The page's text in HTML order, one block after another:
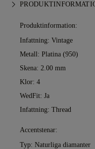
Produktinformation:
Infattning: Vintage
Metall: Platina (950)
Skena: 2.00 mm
Klor: 4
WedFit: Ja
Infattning: Thread
Accentstenar:
Typ: Naturliga diamanter